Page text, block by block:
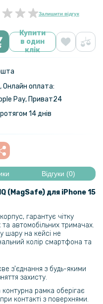
Залишити відгук
Купити
в один
клік
Онлайн оплата:
Pay, Приват24
14 днів
Відгуки (0)
(MagSafe) для iPhone 15
гарантує чітку
автомобільних тримачах.
шару на кейсі не
колір смартфона та
з'єднання з будь-якими
захисту.
рамка оберігає
контакті з поверхнями.